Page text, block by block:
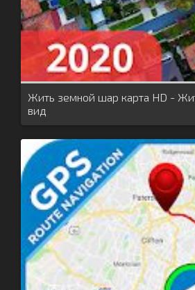
Жить земной шар карта HD -
вид